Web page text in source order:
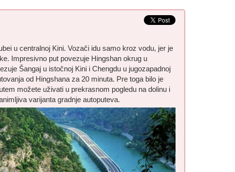
u centralnoj Kini. Vozači idu samo kroz vodu, jer je
Impresivno put povezuje Hingshan okrug u
Šangaj u istočnoj Kini i Chengdu u jugozapadnoj
od Hingshana za 20 minuta. Pre toga bilo je
možete uživati u prekrasnom pogledu na dolinu i
varijanta gradnje autoputeva.